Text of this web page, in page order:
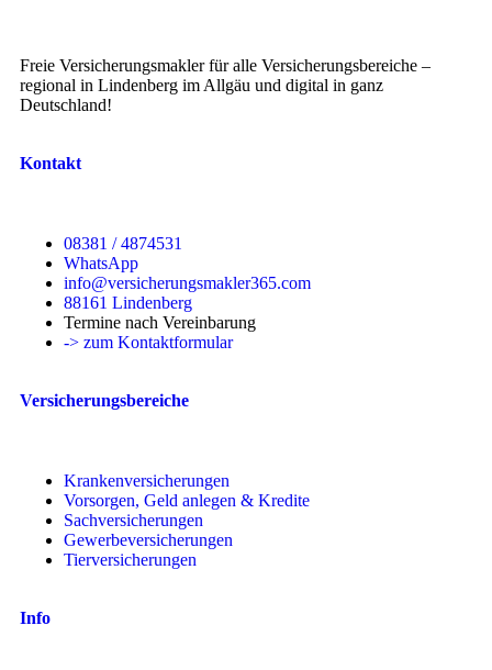
Freie Versicherungsmakler für alle Versicherungsbereiche –
regional in Lindenberg im Allgäu und digital in ganz
Deutschland!
Kontakt
08381 / 4874531
WhatsApp
info@versicherungsmakler365.com
88161 Lindenberg
Termine nach Vereinbarung
-> zum Kontaktformular
Versicherungsbereiche
Krankenversicherungen
Vorsorgen, Geld anlegen & Kredite
Sachversicherungen
Gewerbeversicherungen
Tierversicherungen
Info